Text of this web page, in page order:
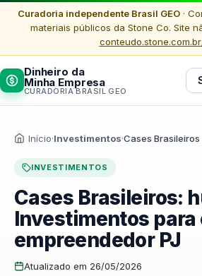
Curadoria independente Brasil GEO·
materiais públicos da Stone Co. Site
Dinheiro da
Minha Empresa
CURADORIA BRASIL GEO
Início·Investimentos·Cases Brasileiros
INVESTIMENTOS
Cases Brasileiros:
Investimentos para
empreendedor PJ
Atualizado em 26/05/2026